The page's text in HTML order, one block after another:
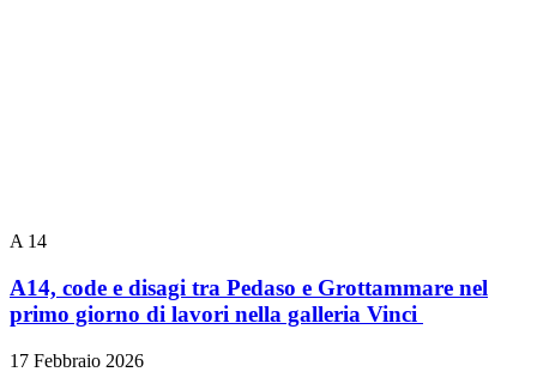
A 14
A14, code e disagi tra Pedaso e Grottammare nel
primo giorno di lavori nella galleria Vinci
17 Febbraio 2026